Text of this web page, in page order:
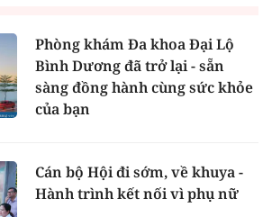
Phòng khám Đa khoa Đại Lộ
Bình Dương đã trở lại - sẵn
sàng đồng hành cùng sức khỏe
của bạn
Cán bộ Hội đi sớm, về khuya -
Hành trình kết nối vì phụ nữ